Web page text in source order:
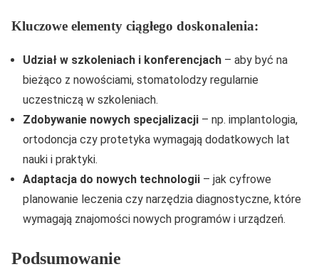
Kluczowe elementy ciągłego doskonalenia:
Udział w szkoleniach i konferencjach – aby być na
bieżąco z nowościami, stomatolodzy regularnie
uczestniczą w szkoleniach.
Zdobywanie nowych specjalizacji – np. implantologia,
ortodoncja czy protetyka wymagają dodatkowych lat
nauki i praktyki.
Adaptacja do nowych technologii – jak cyfrowe
planowanie leczenia czy narzędzia diagnostyczne, które
wymagają znajomości nowych programów i urządzeń.
Podsumowanie